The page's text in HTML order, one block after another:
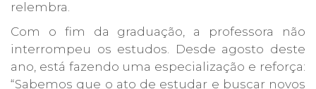
relembra.
Com o fim da graduação, a professora não
interrompeu os estudos. Desde agosto deste
ano, está fazendo uma especialização e reforça:
“Sabemos que o ato de estudar e buscar novos